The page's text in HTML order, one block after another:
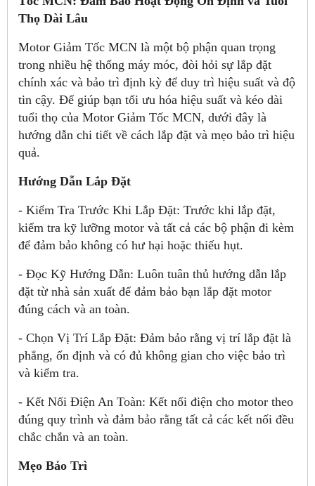
Thọ Dài Lâu
Motor Giảm Tốc MCN là một bộ phận quan trọng
trong nhiều hệ thống máy móc, đòi hỏi sự lắp đặt
chính xác và bảo trì định kỳ để duy trì hiệu suất và độ
tin cậy. Để giúp bạn tối ưu hóa hiệu suất và kéo dài
tuổi thọ của Motor Giảm Tốc MCN, dưới đây là
hướng dẫn chi tiết về cách lắp đặt và mẹo bảo trì hiệu
quả.
Hướng Dẫn Lắp Đặt
- Kiểm Tra Trước Khi Lắp Đặt: Trước khi lắp đặt,
kiểm tra kỹ lưỡng motor và tất cả các bộ phận đi kèm
để đảm bảo không có hư hại hoặc thiếu hụt.
- Đọc Kỹ Hướng Dẫn: Luôn tuân thủ hướng dẫn lắp
đặt từ nhà sản xuất để đảm bảo bạn lắp đặt motor
đúng cách và an toàn.
- Chọn Vị Trí Lắp Đặt: Đảm bảo rằng vị trí lắp đặt là
phẳng, ổn định và có đủ không gian cho việc bảo trì
và kiểm tra.
- Kết Nối Điện An Toàn: Kết nối điện cho motor theo
đúng quy trình và đảm bảo rằng tất cả các kết nối đều
chắc chắn và an toàn.
Mẹo Bảo Trì